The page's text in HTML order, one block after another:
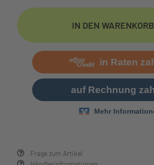
Frage zum Artikel
IN DEN WARENKORB